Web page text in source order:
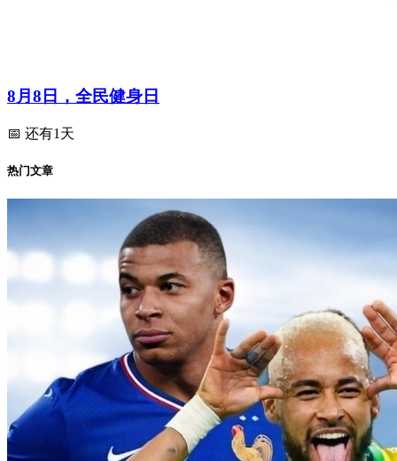
8月8日，全民健身日
📅 还有1天
热门文章